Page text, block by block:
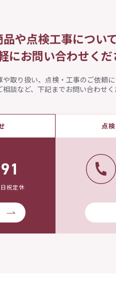
品や点検工事につい
にお問い合わせくだ
や取り扱い、点検・工事のご依頼に
相談など、下記までお問い合わせく
祝定休
点